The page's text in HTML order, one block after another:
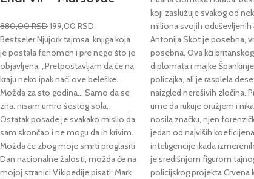
880,00RSD199,00 RSD
Bestseler Njujork tajmsa, knjiga koja
je postala fenomen i pre nego što je
objavljena. „Pretpostavljam da će na
kraju neko ipak naći ove beleške.
Možda za sto godina... Samo da se
zna: nisam umro šestog sola.
Ostatak posade je svakako mislio da
sam skončao i ne mogu da ih krivim.
Možda će zbog moje smrti proglasiti
Dan nacionalne žalosti, možda će na
mojoj stranici Vikipedije pisati: Mark
koji zaslužuje svakog od
miliona svojih oduševljenih
Antonija Skot je posebna,
posebna. Ova kći britanskog
diplomata i majke
policajka, ali je rasplela
naizgled nerešivih zločina.
ume da rukuje oružjem i
nosila značku, njen
jedan od najviših
inteligencije ikada
je središnjom figurom
policijskog projekta Crvena